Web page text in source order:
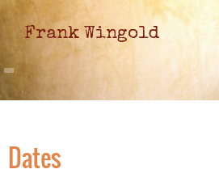
Frank Wingold
Dates